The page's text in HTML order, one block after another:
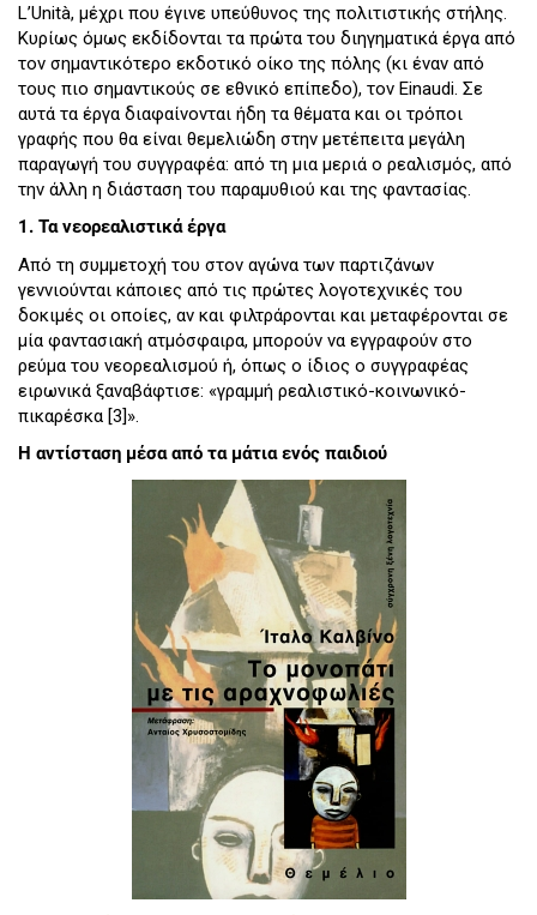
L’Unità, μέχρι που έγινε υπεύθυνος της πολιτιστικής στήλης.
Κυρίως όμως εκδίδονται τα πρώτα του διηγηματικά έργα από
τον σημαντικότερο εκδοτικό οίκο της πόλης (κι έναν από
τους πιο σημαντικούς σε εθνικό επίπεδο), τον Einaudi. Σε
αυτά τα έργα διαφαίνονται ήδη τα θέματα και οι τρόποι
γραφής που θα είναι θεμελιώδη στην μετέπειτα μεγάλη
παραγωγή του συγγραφέα: από τη μια μεριά ο ρεαλισμός, από
την άλλη η διάσταση του παραμυθιού και της φαντασίας.
1. Τα νεορεαλιστικά έργα
Από τη συμμετοχή του στον αγώνα των παρτιζάνων
γεννιούνται κάποιες από τις πρώτες λογοτεχνικές του
δοκιμές οι οποίες, αν και φιλτράρονται και μεταφέρονται σε
μία φαντασιακή ατμόσφαιρα, μπορούν να εγγραφούν στο
ρεύμα του νεορεαλισμού ή, όπως ο ίδιος ο συγγραφέας
ειρωνικά ξαναβάφτισε: «γραμμή ρεαλιστικό-κοινωνικό-
πικαρέσκα [3]».
Η αντίσταση μέσα από τα μάτια ενός παιδιού